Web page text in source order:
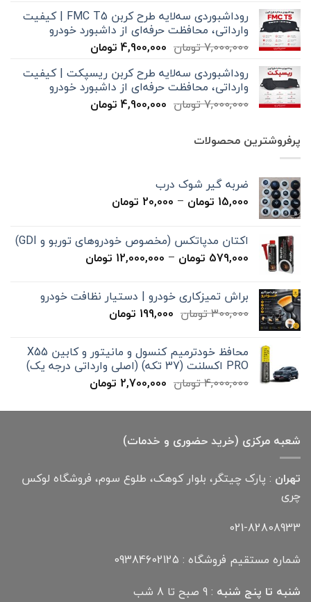
7,000,000 تومان
بود.
4,900,000 تومان
است.
روداشبوردی سه‌لایه طرح کربن FMC T5 | کیفیت
وارداتی، محافظت حرفه‌ای از داشبورد خودرو
7,000,000تومان قیمت
7,000,000 تومان
بود.
4,900,000 تومانقیمت
4,900,000 تومان
است.
روداشبوردی سه‌لایه طرح کربن ریسپکت | کیفیت
وارداتی، محافظت حرفه‌ای از داشبورد خودرو
7,000,000تومان قیمت
4,900,000 تومانقیمت
پرفروشترین محصولات
ضربه گیر شوک درب
15,000 تومان –
20,000 تومان
تا
20,000 تومان
اکتان مدپاتکس (مخصوص خودروهای توربو و GDI)
579,000 تومان –
12,000,000 تومان
تا
براش تمیزکاری خودرو | دستیار نظافت خودرو
300,000تومان قیمت
بود.
199,000 تومانقیمت
199,000 تومان
است. محافظ خودترمیم کنسول و مانیتور و کابین X55
PRO اکسلنت (37 تکه) (اصلی وارداتی درجه یک)
4,000,000تومان قیمت
4,000,000 تومان
2,700,000 تومانقیمت
2,700,000 تومان
شعبه مرکزی (خرید حضوری و خدمات)
تهران : پارک چیتگر، بلوار کوهک، طلوع سوم، فروشگاه لوکس
چری
021-82808933
شماره مستقیم فروشگاه : 09384602125
شنبه تا پنج شنبه : 9 صبح تا 8 شب